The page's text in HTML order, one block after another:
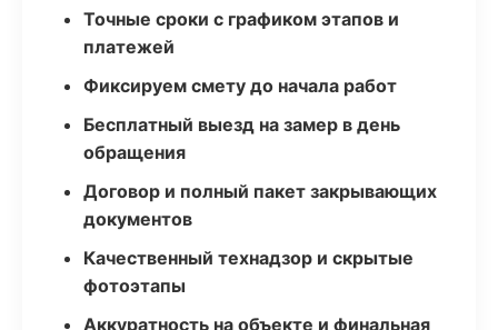
Точные сроки с графиком этапов и
платежей
Фиксируем смету до начала работ
Бесплатный выезд на замер в день
обращения
Договор и полный пакет закрывающих
документов
Качественный технадзор и скрытые
фотоэтапы
Аккуратность на объекте и финальная